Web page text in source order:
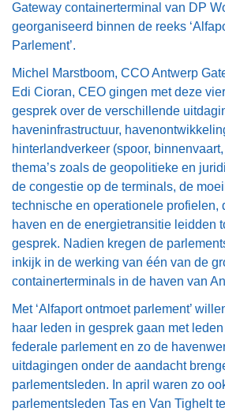
Gateway containerterminal van DP
georganiseerd binnen de reeks
Parlement’.
Michel Marstboom, CCO Antwerp
Edi Cioran, CEO gingen met deze
gesprek over de verschillende
haveninfrastructuur,
hinterlandverkeer (spoor,
thema’s zoals de geopolitieke en
de congestie op de terminals, de
technische en operationele profielen,
haven en de energietransitie leidden
gesprek. Nadien kregen de
inkijk in de werking van één van de
containerterminals in de haven van
Met ‘Alfaport ontmoet parlement’
haar leden in gesprek gaan met
federale parlement en zo de
uitdagingen onder de aandacht
parlementsleden. In april waren zo
parlementsleden Tas en Van Tighelt